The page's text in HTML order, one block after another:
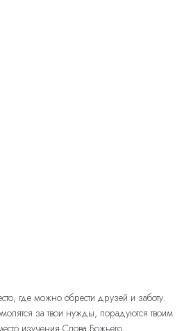
где можно обрести друзей и заботу.
за твои нужды, порадуются твоим